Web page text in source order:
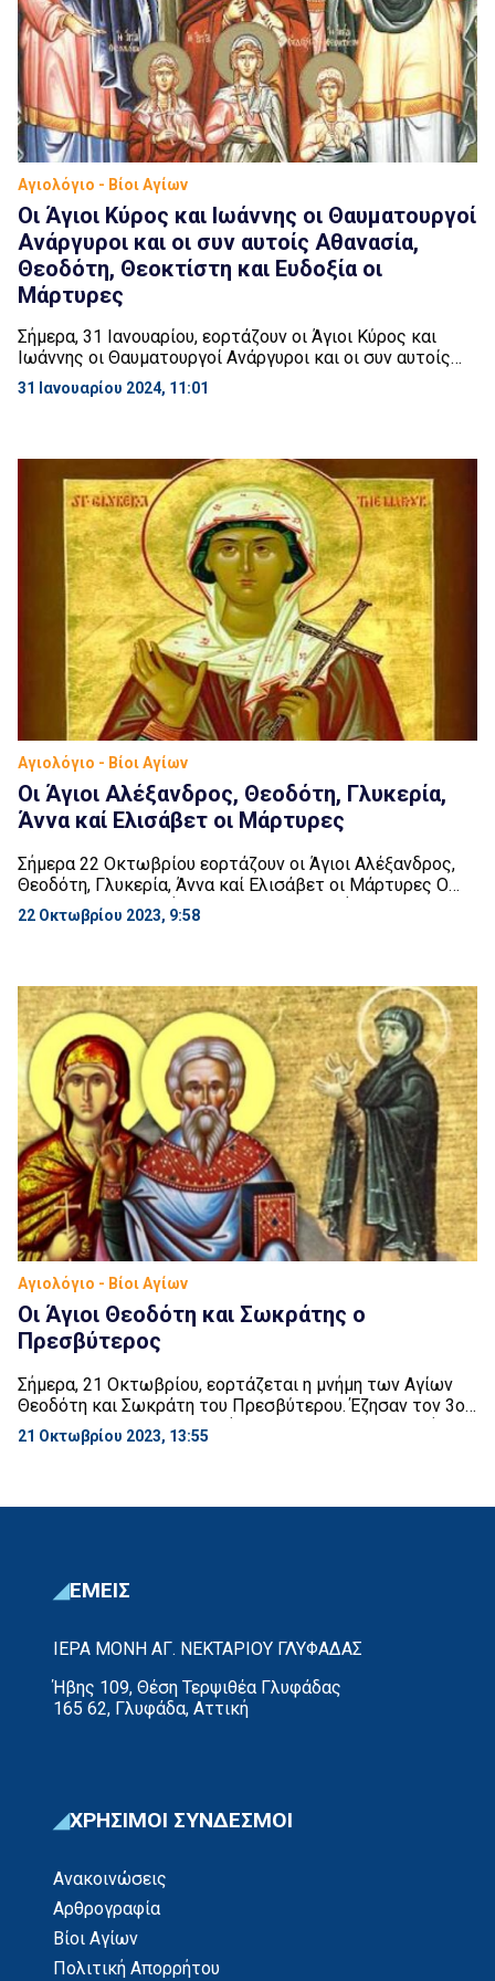
Αγιολόγιο - Βίοι Αγίων
Οι Άγιοι Κύρος και Ιωάννης οι Θαυματουργοί
Ανάργυροι και οι συν αυτοίς Αθανασία,
Θεοδότη, Θεοκτίστη και Ευδοξία οι
Μάρτυρες
Σήμερα, 31 Ιανουαρίου, εορτάζουν οι Άγιοι Κύρος και
Ιωάννης οι Θαυματουργοί Ανάργυροι και οι συν αυτοίς
Αθανασία, Θεοδότη, Θεοκτίστη και Ευδοξία οι Μάρτυρες.
Άγιοι Μάρτυρες Κύρος και Ιωάννης άθλησαν κατά την
Άγιος Ιωάννης καταγόταν από την Έδεσσα της […]
31 Ιανουαρίου 2024, 11:01
Αγιολόγιο - Βίοι Αγίων
Οι Άγιοι Αλέξανδρος, Θεοδότη, Γλυκερία,
Άννα καί Ελισάβετ οι Μάρτυρες
Σήμερα 22 Οκτωβρίου εορτάζουν οι Άγιοι Αλέξανδρος,
Θεοδότη, Γλυκερία, Άννα καί Ελισάβετ οι Μάρτυρες Ο
Άγιος Αλέξανδρος ήταν επίσκοπος και κήρυττε με
μεγάλο ζήλο το Ευαγγέλιο στα πλήθη των
εξόργισε τον άρχοντα του τόπου. Έτσι λοιπόν διέταξε να
συλλάβουν τον Άγιο και […]
22 Οκτωβρίου 2023, 9:58
Αγιολόγιο - Βίοι Αγίων
Οι Άγιοι Θεοδότη και Σωκράτης ο
Πρεσβύτερος
Σήμερα, 21 Οκτωβρίου, εορτάζεται η μνήμη των Αγίων
Θεοδότη και Σωκράτη του Πρεσβύτερου. Έζησαν τον 3ο
αιώνα μ.Χ., όταν βασιλιάς ήταν ο Αλέξανδρος ο Σεβήρος,
και μαρτύρησαν στην Άγκυρα. Η Θεοδότη, από ευγενική
να αυξάνει τον αριθμό των αφοσιωμένων […]
21 Οκτωβρίου 2023, 13:55
ΕΜΕΙΣ
ΙΕΡΑ ΜΟΝΗ ΑΓ. ΝΕΚΤΑΡΙΟΥ ΓΛΥΦΑΔΑΣ
Ήβης 109, Θέση Τερψιθέα Γλυφάδας
165 62, Γλυφάδα, Αττική
ΧΡΗΣΙΜΟΙ ΣΥΝΔΕΣΜΟΙ
Ανακοινώσεις
Αρθρογραφία
Βίοι Αγίων
Πολιτική Απορρήτου